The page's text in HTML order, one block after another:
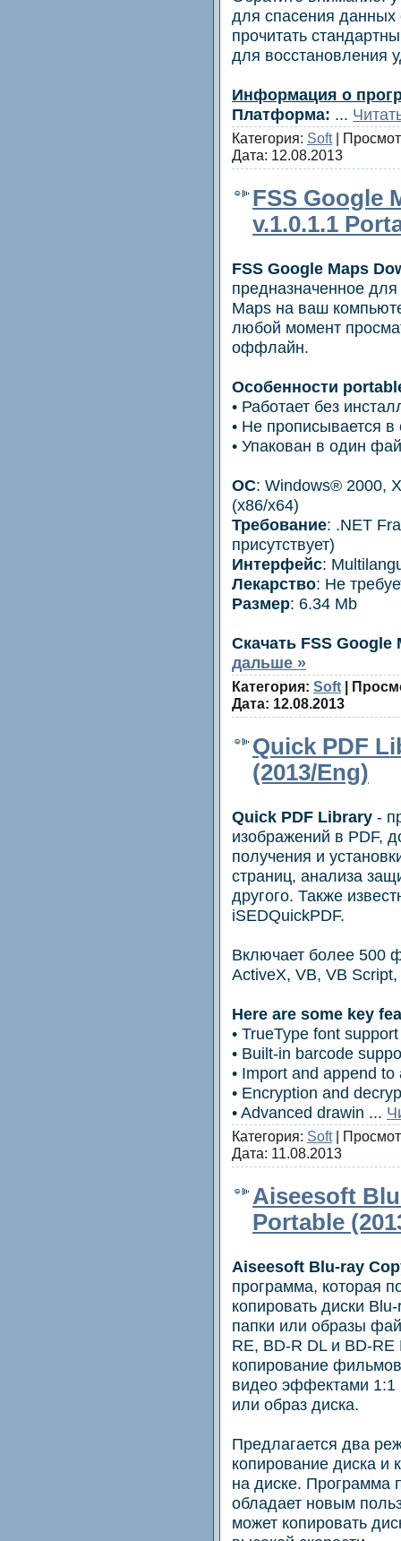
для спасения данных
прочитать
для восстановления
Информация о
Платформа: ...
Категория: Soft|
Дата: 12.08.2013
FSS Google
v.1.0.1.1
FSS Google Maps
предназначенное для
Maps на ваш
любой момент
оффлайн.
Особенности
• Работает без
• Не прописывается в
• Упакован в один
ОС: Windows® 2000,
(x86/x64)
Требование: .NET
присутствует)
Интерфейс:
Лекарство: Не
Размер: 6.34 Mb
Скачать FSS
дальше »
Категория: Soft |
Дата: 12.08.2013
Quick PDF
(2013/Eng)
Quick PDF Library -
изображений в PDF,
получения и
страниц, анализа
другого. Также
iSEDQuickPDF.
Включает более 500
ActiveX, VB, VB
Here are some key
• TrueType font
• Built-in barcode
• Import and append
• Encryption and
• Advanced drawin ...
Категория: Soft|
Дата: 11.08.2013
Aiseesoft
Portable
Aiseesoft Blu-ray
программа, которая
копировать диски
папки или образы
RE, BD-R DL и BD-
копирование
видео эффектами 1:1
или образ диска.
Предлагается два
копирование диска и
на диске. Программа
обладает новым
может копировать